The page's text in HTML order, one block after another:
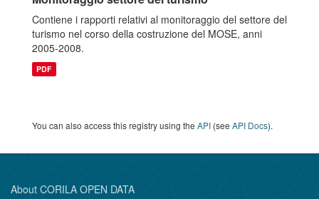
Contiene i rapporti relativi al monitoraggio del settore del
turismo nel corso della costruzione del MOSE, anni
2005-2008.
PDF
You can also access this registry using the API (see API Docs).
About CORILA OPEN DATA